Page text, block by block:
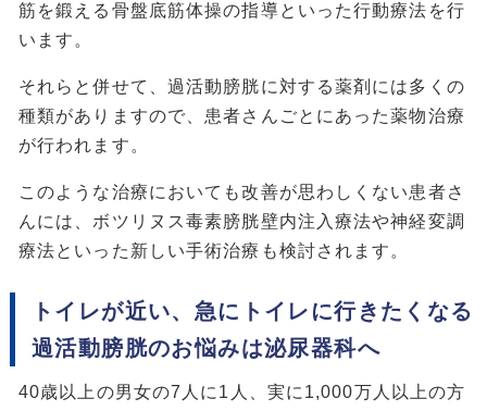
筋を鍛える骨盤底筋体操の指導といった行動療法を行
います。
それらと併せて、過活動膀胱に対する薬剤には多くの
種類がありますので、患者さんごとにあった薬物治療
が行われます。
このような治療においても改善が思わしくない患者さ
んには、ボツリヌス毒素膀胱壁内注入療法や神経変調
療法といった新しい手術治療も検討されます。
トイレが近い、急にトイレに行きたくなる
過活動膀胱のお悩みは泌尿器科へ
40歳以上の男女の7人に1人、実に1,000万人以上の方